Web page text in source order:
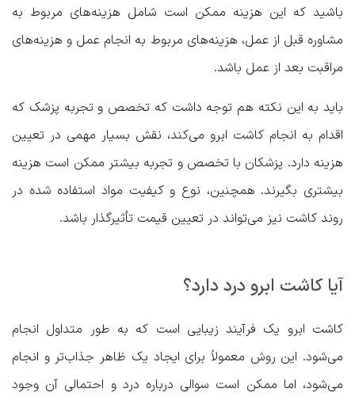
باشید که این هزینه ممکن است شامل هزینه‌های مربوط به
مشاوره قبل از عمل، هزینه‌های مربوط به انجام عمل و هزینه‌های
مراقبت بعد از عمل باشد.
باید به این نکته هم توجه داشت که تخصص و تجربه پزشک که
اقدام به انجام کاشت ابرو می‌کند، نقش بسیار مهمی در تعیین
هزینه دارد. پزشکان با تخصص و تجربه بیشتر ممکن است هزینه
بیشتری بگیرند. همچنین، نوع و کیفیت مواد استفاده شده در
روند کاشت نیز می‌تواند در تعیین قیمت تأثیرگذار باشد.
آیا کاشت ابرو درد دارد؟
کاشت ابرو یک فرآیند زیبایی‌ است که به طور متداول انجام
می‌شود. این روش معمولاً برای ایجاد یک ظاهر جذاب‌تر و انجام
می‌شود، اما ممکن است سوالی درباره درد و احتمالی آن وجود